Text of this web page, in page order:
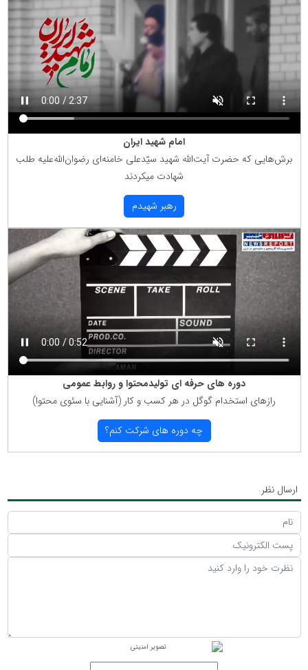
امام شهید ایران
برش‌هایی كه حضرت آیت‌الله شهید سیّدعلی خامنه‌ای رضوان‌الله‌علیه طلب
شهادت میكردند
رهبر شهیدم
دوره های حرفه ای تولیدمحتوا و روابط عمومی
رازهای استخدام گوگل در هر كسب و كار (آشنایی با سئوی محتوا)
چه دوره های شركت كنم؟
ارسال نظر